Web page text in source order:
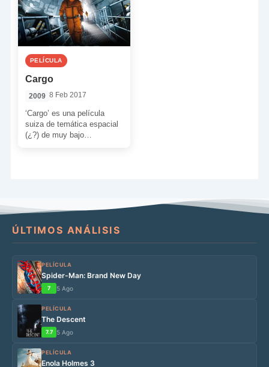
PELÍCULA
Cargo
2009 8 Feb 2017
‘Cargo’ es una película
suiza de temática espacial
(¿?) de muy bajo
ÚLTIMOS ANÁLISIS
PELÍCULA
Spider-Man: Brand New Day
7 5 Ago
PELÍCULA
The Descent
7.7 5 Ago
PELÍCULA
Enola Holmes 3